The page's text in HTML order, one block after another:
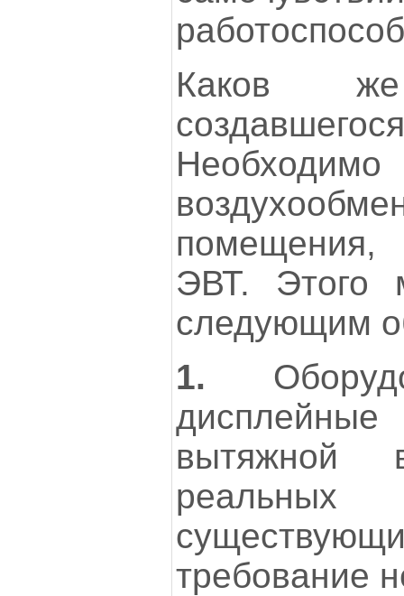
Каков
помещения,
ЭВТ. Этого
следующим
1.
дисплейные
вытяжной
требование